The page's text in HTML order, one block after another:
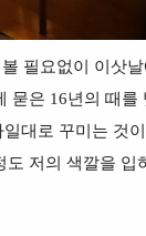
필요없이 이삿
묻은 16년의 때를
일대로 꾸미는 것
저의 색깔을